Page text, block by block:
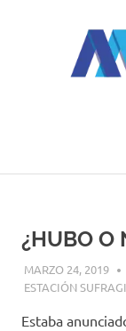
¿HUBO O
MARZO 24, 2019
ESTACIÓN
Estaba